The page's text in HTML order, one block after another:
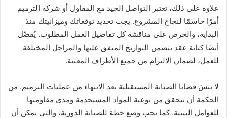
علاوة على ذلك، تعتبر التواصل الجيد مع المقاول أو شركة الترميم
أمرًا حاسمًا لنجاح المشروع. يجب تحديد توقعاتك وميزانيتك منذ
البداية، والحرص على مناقشة كل تفاصيل العمل المطلوب. يُفضّل
أيضًا كتابة عقد يتضمن التواريخ المتفق عليها والمراحل المختلفة
للعمل، لضمان الالتزام من جميع الأطراف المعنية.
لا تنسَ قضايا الصيانة المستقبلية بعد الانتهاء من عمليات الترميم. من
الحكمة أن تتحقق من نوعية المواد المستخدمة ومدى مقاومتها
للعوامل البيئية. كما يجب وضع خطة للصيانة الدورية، والتي يمكن أن